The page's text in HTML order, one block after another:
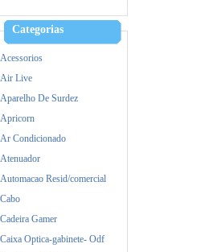
Nokia
Raspberry
Samsung
Satellite
TP-Link
Ubiquiti
Yealink
Zebra
Categorias
Acessorios
Air Live
Aparelho De Surdez
Apricorn
Ar Condicionado
Atenuador
Automacao Resid/comercial
Cabo
Cadeira Gamer
Caixa Optica-gabinete- Odf